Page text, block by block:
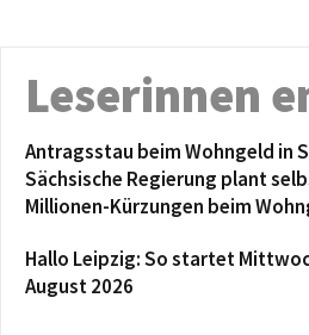
Leserinnen
Antragsstau beim Wohngeld in
Sächsische Regierung plant
Millionen-Kürzungen beim
Hallo Leipzig: So startet
August 2026